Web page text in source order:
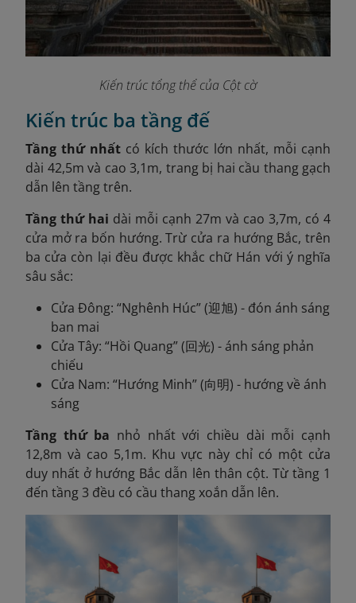
Kiến trúc tổng thể của Cột cờ
Kiến trúc ba tầng đế
Tầng thứ nhất có kích thước lớn nhất, mỗi cạnh
dài 42,5m và cao 3,1m, trang bị hai cầu thang gạch
dẫn lên tầng trên.
Tầng thứ hai dài mỗi cạnh 27m và cao 3,7m, có 4
cửa mở ra bốn hướng. Trừ cửa ra hướng Bắc, trên
ba cửa còn lại đều được khắc chữ Hán với ý nghĩa
sâu sắc:
Cửa Đông: “Nghênh Húc” (迎旭) - đón ánh sáng
ban mai
Cửa Tây: “Hồi Quang” (回光) - ánh sáng phản
chiếu
Cửa Nam: “Hướng Minh” (向明) - hướng về ánh
sáng
Tầng thứ ba nhỏ nhất với chiều dài mỗi cạnh
12,8m và cao 5,1m. Khu vực này chỉ có một cửa
duy nhất ở hướng Bắc dẫn lên thân cột. Từ tầng 1
đến tầng 3 đều có cầu thang xoắn dẫn lên.